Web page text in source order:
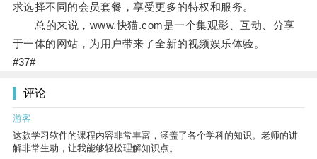
求选择不同的会员套餐，享受更多的特权和服务。
总的来说，www.快猫.com是一个集观影、互动、分享
于一体的网站，为用户带来了全新的视频娱乐体验。
#37#
评论
游客
这款学习软件的课程内容非常丰富，涵盖了各个学科的知识。老师的讲
解非常生动，让我能够轻松理解知识点。